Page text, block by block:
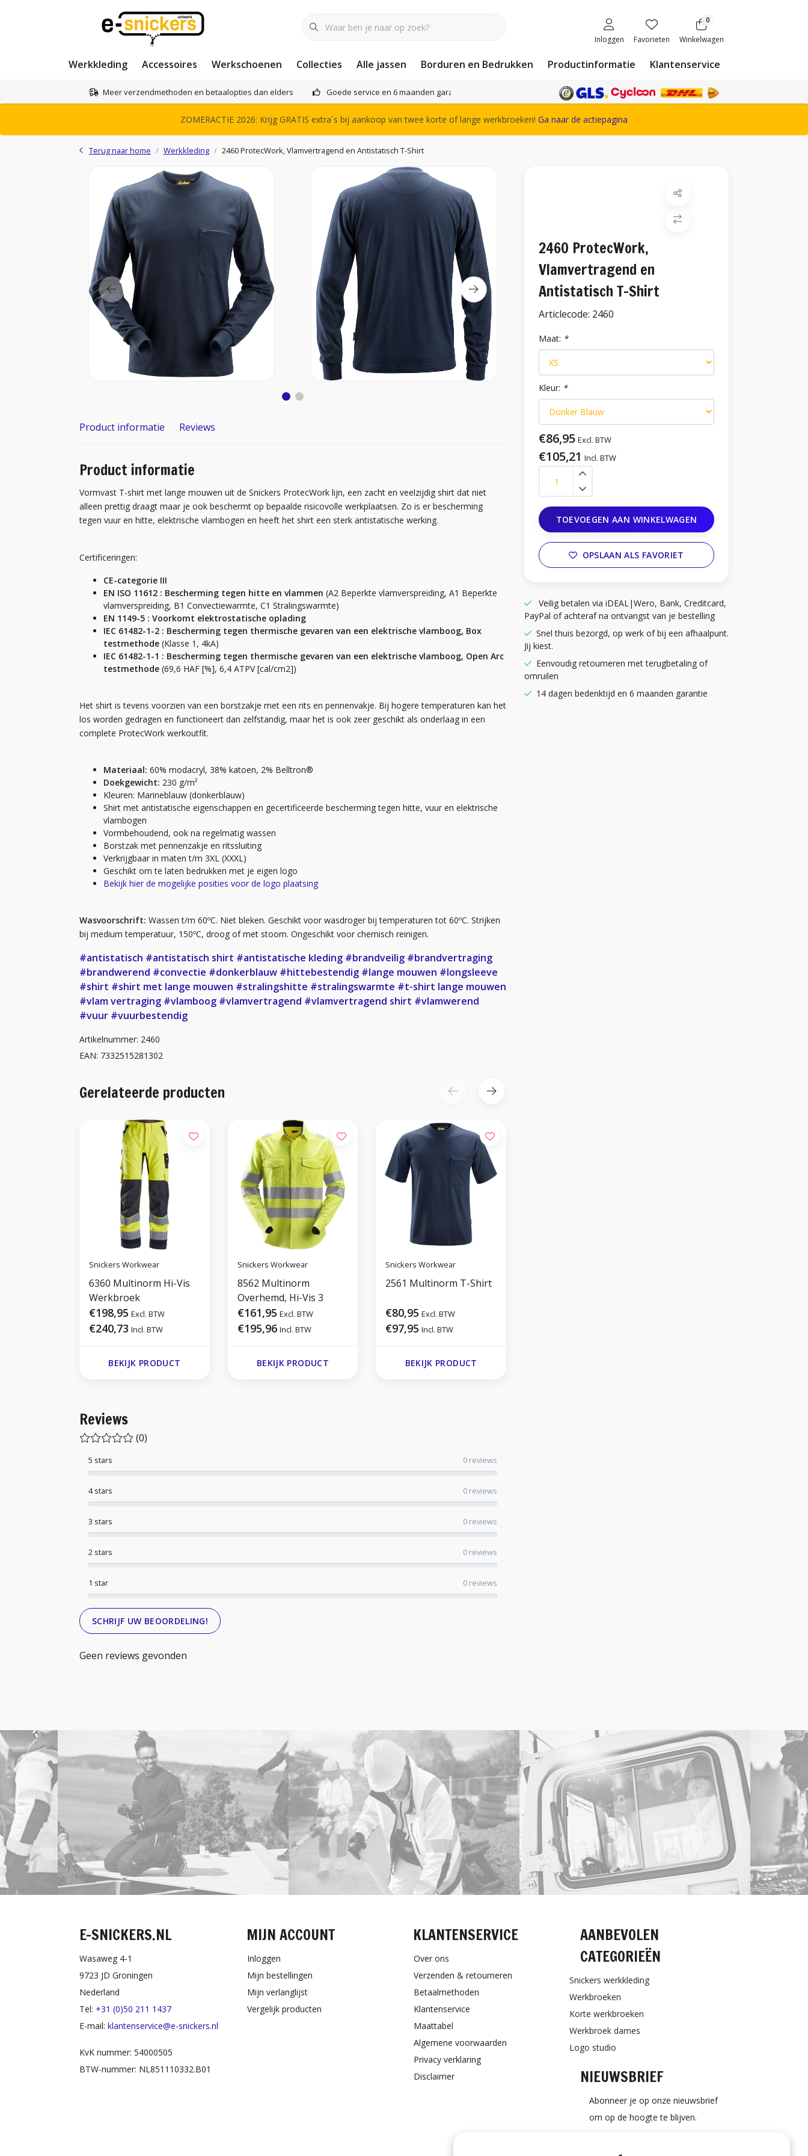
Inloggen Favorieten
0
Winkelwagen
Werkkleding Accessoires Werkschoenen Collecties Alle jassen Borduren en Bedrukken Productinformatie Klantenservice
Meer verzendmethoden en betaalopties dan elders Goede service en 6 maanden garantie Het complete Snickers Workwear assortiment
ZOMERACTIE 2026: Krijg GRATIS extra´s bij aankoop van twee korte of lange werkbroeken! Ga naar de actiepagina
Terug naar home Werkkleding 2460 ProtecWork, Vlamvertragend en Antistatisch T-Shirt
2460 ProtecWork,
Vlamvertragend en
Antistatisch T-Shirt
Articlecode: 2460
Maat: *
Kleur: *
€86,95 Excl. BTW
€105,21 Incl. BTW
TOEVOEGEN AAN WINKELWAGEN
OPSLAAN ALS FAVORIET
Veilig betalen via iDEAL|Wero, Bank, Creditcard,
PayPal of achteraf na ontvangst van je bestelling
Snel thuis bezorgd, op werk of bij een afhaalpunt.
Jij kiest.
Eenvoudig retourneren met terugbetaling of
omruilen
14 dagen bedenktijd en 6 maanden garantie
Product informatie Reviews
Product informatie
Vormvast T-shirt met lange mouwen uit de Snickers ProtecWork lijn, een zacht en veelzijdig shirt dat niet
alleen prettig draagt maar je ook beschermt op bepaalde risicovolle werkplaatsen. Zo is er bescherming
tegen vuur en hitte, elektrische vlambogen en heeft het shirt een sterk antistatische werking.
Certificeringen:
CE-categorie III
EN ISO 11612 : Bescherming tegen hitte en vlammen (A2 Beperkte vlamverspreiding, A1 Beperkte
vlamverspreiding, B1 Convectiewarmte, C1 Stralingswarmte)
EN 1149-5 : Voorkomt elektrostatische oplading
IEC 61482-1-2 : Bescherming tegen thermische gevaren van een elektrische vlamboog, Box
testmethode (Klasse 1, 4kA)
IEC 61482-1-1 : Bescherming tegen thermische gevaren van een elektrische vlamboog, Open Arc
testmethode (69,6 HAF [%], 6,4 ATPV [cal/cm2])
Het shirt is tevens voorzien van een borstzakje met een rits en pennenvakje. Bij hogere temperaturen kan het
los worden gedragen en functioneert dan zelfstandig, maar het is ook zeer geschikt als onderlaag in een
complete ProtecWork werkoutfit.
Materiaal: 60% modacryl, 38% katoen, 2% Belltron®
Doekgewicht: 230 g/m²
Kleuren: Marineblauw (donkerblauw)
Shirt met antistatische eigenschappen en gecertificeerde bescherming tegen hitte, vuur en elektrische
vlambogen
Vormbehoudend, ook na regelmatig wassen
Borstzak met pennenzakje en ritssluiting
Verkrijgbaar in maten t/m 3XL (XXXL)
Geschikt om te laten bedrukken met je eigen logo
Bekijk hier de mogelijke posities voor de logo plaatsing
Wasvoorschrift: Wassen t/m 60ºC. Niet bleken. Geschikt voor wasdroger bij temperaturen tot 60ºC. Strijken
bij medium temperatuur, 150ºC, droog of met stoom. Ongeschikt voor chemisch reinigen.
#antistatisch #antistatisch shirt #antistatische kleding #brandveilig #brandvertraging
#brandwerend #convectie #donkerblauw #hittebestendig #lange mouwen #longsleeve
#shirt #shirt met lange mouwen #stralingshitte #stralingswarmte #t-shirt lange mouwen
#vlam vertraging #vlamboog #vlamvertragend #vlamvertragend shirt #vlamwerend
#vuur #vuurbestendig
Artikelnummer: 2460
EAN: 7332515281302
Gerelateerde producten
Snickers Workwear
6360 Multinorm Hi-Vis
Werkbroek
€198,95 Excl. BTW
€240,73 Incl. BTW
BEKIJK PRODUCT
Snickers Workwear
8562 Multinorm
Overhemd, Hi-Vis 3
€161,95 Excl. BTW
€195,96 Incl. BTW
BEKIJK PRODUCT
Snickers Workwear
2561 Multinorm T-Shirt
€80,95 Excl. BTW
€97,95 Incl. BTW
BEKIJK PRODUCT
Reviews
(0)
1 star 0 reviews
2 stars 0 reviews
3 stars 0 reviews
4 stars 0 reviews
5 stars 0 reviews
SCHRIJF UW BEOORDELING!
Geen reviews gevonden
E-SNICKERS.NL
Wasaweg 4-1
9723 JD Groningen
Nederland
Tel: +31 (0)50 211 1437
E-mail: klantenservice@e-snickers.nl
KvK nummer: 54000505
BTW-nummer: NL851110332.B01
MIJN ACCOUNT
Inloggen
Mijn bestellingen
Mijn verlanglijst
Vergelijk producten
KLANTENSERVICE
Over ons
Verzenden & retourneren
Betaalmethoden
Klantenservice
Maattabel
Algemene voorwaarden
Privacy verklaring
Disclaimer
AANBEVOLEN
CATEGORIEËN
Snickers werkkleding
Werkbroeken
Korte werkbroeken
Werkbroek dames
Logo studio
NIEUWSBRIEF
Abonneer je op onze nieuwsbrief
om op de hoogte te blijven.